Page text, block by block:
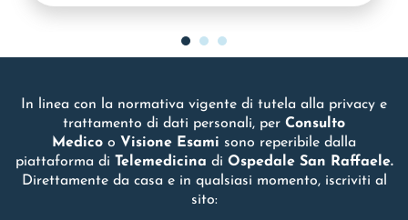
In linea con la normativa vigente di tutela alla privacy e
trattamento di dati personali, per Consulto
Medico o Visione Esami sono reperibile dalla
piattaforma di Telemedicina di Ospedale San Raffaele.
Direttamente da casa e in qualsiasi momento, iscriviti al
sito: